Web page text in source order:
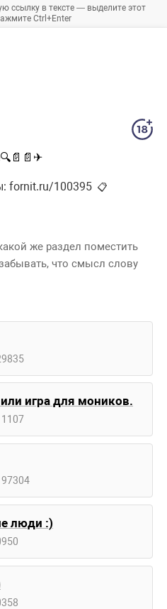
ссылку в тексте — выделите этот
Ctrl+Enter
🔍 📄 📄 ✈
fornit.ru/100395 📋
же раздел поместить
что смысл слову
игра для моников.
97304
люди :)